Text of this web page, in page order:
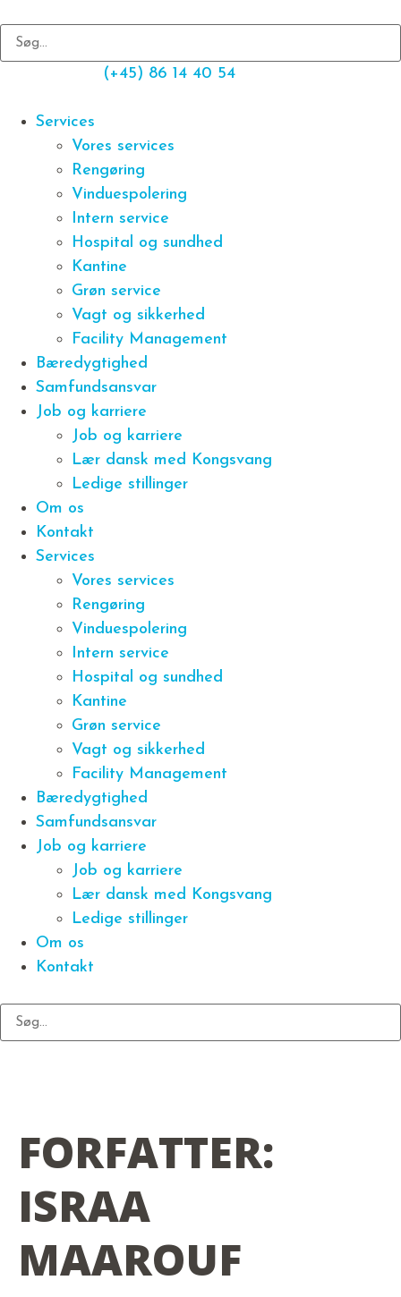
(+45) 86 14 40 54
Services
Vores services
Rengøring
Vinduespolering
Intern service
Hospital og sundhed
Kantine
Grøn service
Vagt og sikkerhed
Facility Management
Bæredygtighed
Samfundsansvar
Job og karriere
Job og karriere
Lær dansk med Kongsvang
Ledige stillinger
Om os
Kontakt
Services
Vores services
Rengøring
Vinduespolering
Intern service
Hospital og sundhed
Kantine
Grøn service
Vagt og sikkerhed
Facility Management
Bæredygtighed
Samfundsansvar
Job og karriere
Job og karriere
Lær dansk med Kongsvang
Ledige stillinger
Om os
Kontakt
FORFATTER:
ISRAA
MAAROUF